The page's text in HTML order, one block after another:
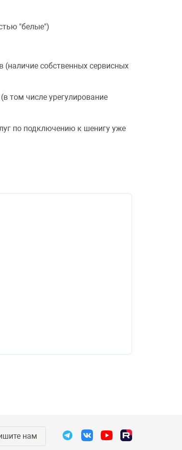
"белые")
(наличие собственных сервисных
том числе урегулирование
по подключению к шенигу уже
нам